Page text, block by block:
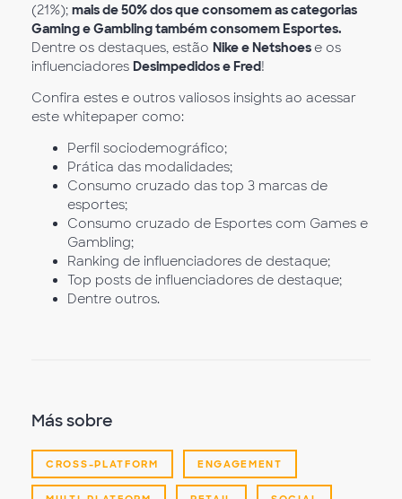
(21%); mais de 50% dos que consomem as categorias
Gaming e Gambling também consomem Esportes.
Dentre os destaques, estão Nike e Netshoese os
influenciadores Desimpedidos e Fred!
Confira estes e outros valiosos insights ao acessar
este whitepaper como:
Perfil sociodemográfico;
Prática das modalidades;
Consumo cruzado das top 3 marcas de
esportes;
Consumo cruzado de Esportes com Games e
Gambling;
Ranking de influenciadores de destaque;
Top posts de influenciadores de destaque;
Dentre outros.
Más sobre
CROSS-PLATFORM ENGAGEMENT